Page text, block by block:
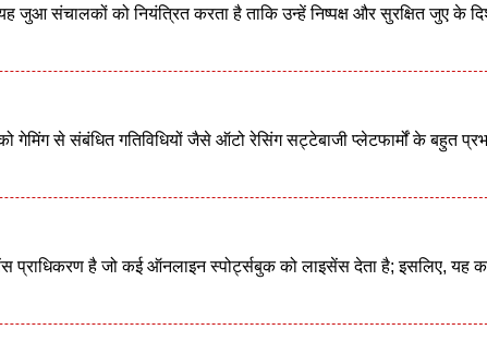
संचालकों को नियंत्रित करता है ताकि उन्हें निष्पक्ष और सुरक्षित जुए के
से संबंधित गतिविधियों जैसे ऑटो रेसिंग सट्टेबाजी प्लेटफार्मों के बहुत
प्राधिकरण है जो कई ऑनलाइन स्पोर्ट्सबुक को लाइसेंस देता है; इसलिए, यह